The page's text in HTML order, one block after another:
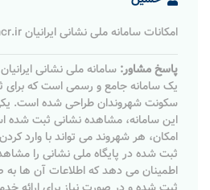
امکانات سامانه ملی نشانی ایرانیان www.ncr.ir چیه؟
پاسخ مشاور:
یک سامانه جامع و رسمی است که
سکونت شهروندان طراحی شده است.
این سامانه، مشاهده نشانی ثبت شده
امکان، هر شهروند می تواند با وارد
ثبت شده در پایگاه ملی نشانی را
اطمینان می دهد که اطلاعات آن ها